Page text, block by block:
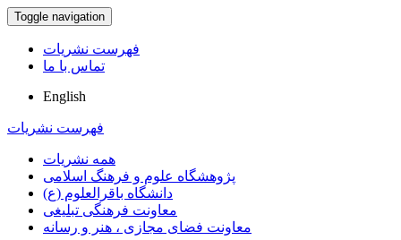
Toggle navigation
فهرست نشریات
تماس با ما
English
فهرست نشریات
همه نشریات
پژوهشگاه علوم و فرهنگ اسلامی
دانشگاه باقرالعلوم (ع)
معاونت فرهنگی تبلیغی
معاونت فضای مجازی ، هنر و رسانه